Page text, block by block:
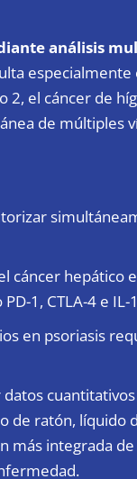
análisis
el cáncer de
de múltiples
cáncer hepático
1, CTLA-4 e IL-
en psoriasis
de ratón, líquido
más integrada